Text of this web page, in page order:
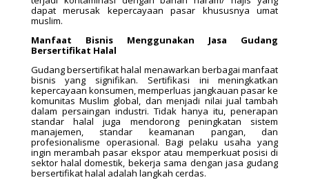
dapat merusak kepercayaan pasar khususnya umat
muslim.
Manfaat Bisnis Menggunakan Jasa Gudang
Bersertifikat Halal
Gudang bersertifikat halal menawarkan berbagai manfaat
bisnis yang signifikan. Sertifikasi ini meningkatkan
kepercayaan konsumen, memperluas jangkauan pasar ke
komunitas Muslim global, dan menjadi nilai jual tambah
dalam persaingan industri. Tidak hanya itu, penerapan
standar halal juga mendorong peningkatan sistem
manajemen, standar keamanan pangan, dan
profesionalisme operasional. Bagi pelaku usaha yang
ingin merambah pasar ekspor atau memperkuat posisi di
sektor halal domestik, bekerja sama dengan jasa gudang
bersertifikat halal adalah langkah cerdas.